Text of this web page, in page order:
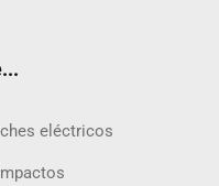
eléctricos